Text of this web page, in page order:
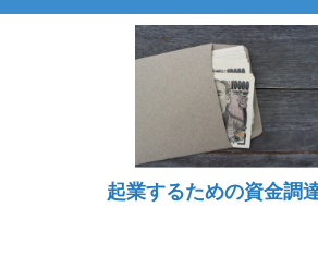
起業するための資金調